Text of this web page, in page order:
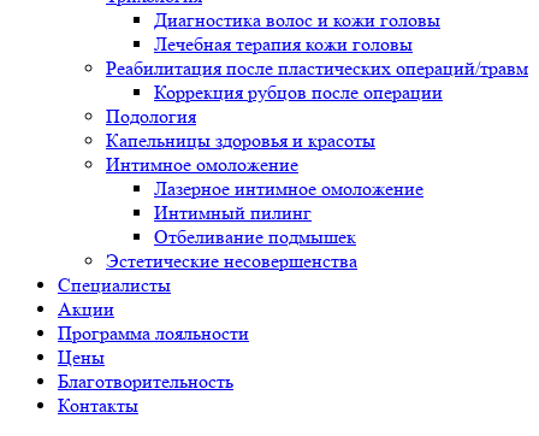
Диагностика волос и кожи головы
Лечебная терапия кожи головы
Реабилитация после пластических операций/травм
Коррекция рубцов после операции
Подология
Капельницы здоровья и красоты
Интимное омоложение
Лазерное интимное омоложение
Интимный пилинг
Отбеливание подмышек
Эстетические несовершенства
Специалисты
Акции
Программа лояльности
Цены
Благотворительность
Контакты